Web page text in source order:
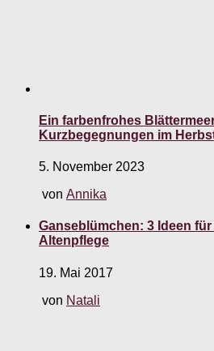
Ein farbenfrohes
Kurzbegegnungen im
5. November 2023
von Annika
Ganseblümchen: 3 Ideen
Altenpflege
19. Mai 2017
von Natali